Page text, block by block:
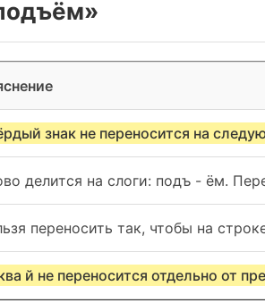
знак не переносится на
делится на слоги: подъ - ём.
переносить так, чтобы на
й не переносится отдельно от